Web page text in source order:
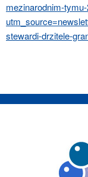
mezinarodnim-
stewardi-drzitele-